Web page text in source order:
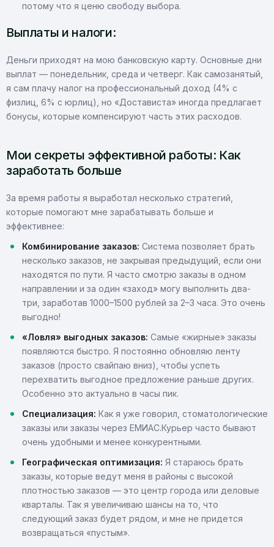
потому что я ценю свободу выбора.
Выплаты и налоги:
Деньги приходят на мою банковскую карту. Основные дни
выплат — понедельник, среда и четверг. Как самозанятый,
я сам плачу налог на профессиональный доход (4% с
физлиц, 6% с юрлиц), но «Достависта» иногда предлагает
бонусы, которые компенсируют часть этих расходов.
Мои секреты эффективной работы: Как
заработать больше
За время работы я выработал несколько стратегий,
которые помогают мне зарабатывать больше и
эффективнее:
Комбинирование заказов: Система позволяет брать
несколько заказов, не закрывая предыдущий, если они
находятся по пути. Я часто смотрю заказы в одном
направлении и за один «заход» могу выполнить два-
три, заработав 1000–1500 рублей за 2–3 часа. Это очень
выгодно!
«Ловля» выгодных заказов: Самые «жирные» заказы
появляются быстро. Я постоянно обновляю ленту
заказов (просто свайпаю вниз), чтобы успеть
перехватить выгодное предложение раньше других.
Особенно это актуально в часы пик.
Специализация: Как я уже говорил, стоматологические
заказы или заказы через ЕМИАС.Курьер часто бывают
очень удобными и менее конкурентными.
Географическая оптимизация: Я стараюсь брать
заказы, которые ведут меня в районы с высокой
плотностью заказов — это центр города или деловые
кварталы. Так я увеличиваю шансы на то, что
следующий заказ будет рядом, и мне не придется
возвращаться «пустым».